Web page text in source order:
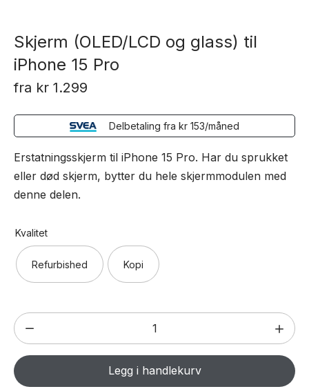
Skjerm (OLED/LCD og glass) til
iPhone 15 Pro
fra kr 1.299
Delbetaling fra kr153/måned
Erstatningsskjerm til iPhone 15 Pro. Har du sprukket
eller død skjerm, bytter du hele skjermmodulen med
denne delen.
Kvalitet
Refurbished Kopi
Skjerm
(OLED/LCD
og
glass)
Legg i handlekurv